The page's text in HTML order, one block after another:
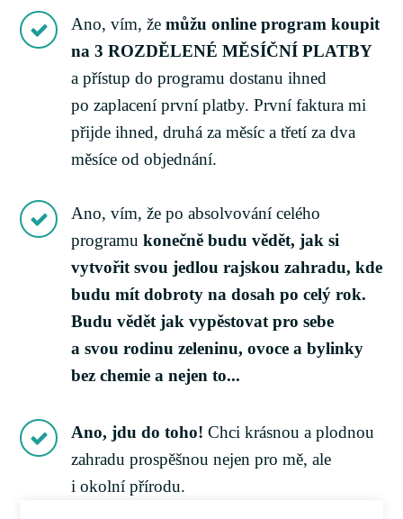
Ano, vím, žemůžu online program koupit
na 3 ROZDĚLENÉ MĚSÍČNÍ PLATBY
a přístup do programu dostanu ihned
po zaplacení první platby. První faktura mi
přijde ihned, druhá za měsíc a třetí za dva
měsíce od objednání.
Ano, vím, že po absolvování celého
programukonečně budu vědět, jak si
vytvořit svou jedlou rajskou zahradu, kde
budu mít dobroty na dosah po celý rok.
Budu vědět jak vypěstovat pro sebe
a svou rodinu zeleninu, ovoce a bylinky
bez chemie a nejen to...
Ano, jdu do toho! Chci krásnou a plodnou
zahradu prospěšnou nejen pro mě, ale
i okolní přírodu.